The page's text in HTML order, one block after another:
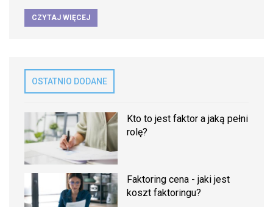
CZYTAJ WIĘCEJ
OSTATNIO DODANE
Kto to jest faktor a jaką pełni
rolę?
Faktoring cena - jaki jest
koszt faktoringu?